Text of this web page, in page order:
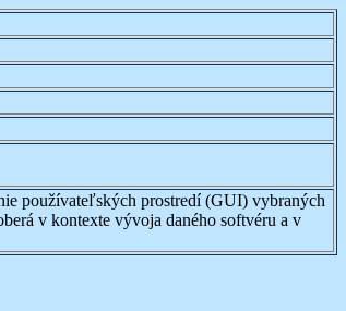
používateľských prostredí (GUI) vybraných
v kontexte vývoja daného softvéru a v